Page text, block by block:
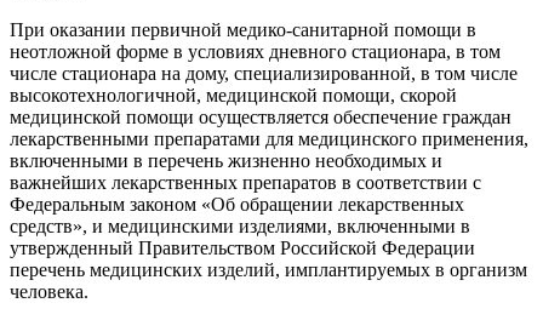
При оказании первичной медико-санитарной помощи в
неотложной форме в условиях дневного стационара, в том
числе стационара на дому, специализированной, в том числе
высокотехнологичной, медицинской помощи, скорой
медицинской помощи осуществляется обеспечение граждан
лекарственными препаратами для медицинского применения,
включенными в перечень жизненно необходимых и
важнейших лекарственных препаратов в соответствии с
Федеральным законом «Об обращении лекарственных
средств», и медицинскими изделиями, включенными в
утвержденный Правительством Российской Федерации
перечень медицинских изделий, имплантируемых в организм
человека.